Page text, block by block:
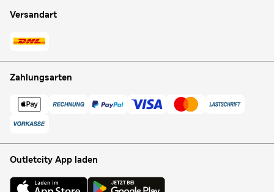
Versandart
Zahlungsarten
Outletcity App laden